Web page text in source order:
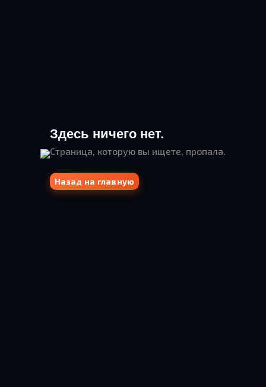
Здесь ничего нет.
Страница, которую вы ищете, пропала.
Назад на главную